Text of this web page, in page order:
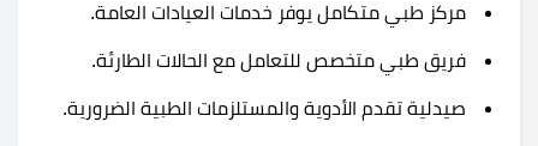
مركز طبي متكامل يوفر خدمات العيادات العامة.
فريق طبي متخصص للتعامل مع الحالات الطارئة.
صيدلية تقدم الأدوية والمستلزمات الطبية الضرورية.